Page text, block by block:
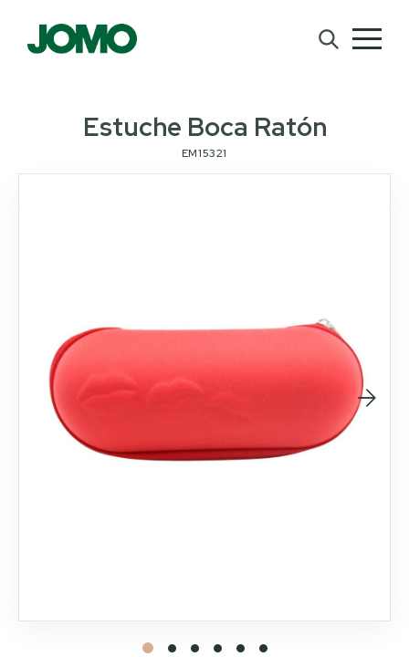
Estuche Boca Ratón
EM15321